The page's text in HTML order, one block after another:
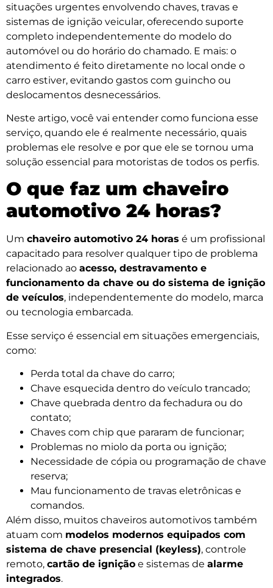
situações urgentes envolvendo chaves, travas e
sistemas de ignição veicular, oferecendo suporte
completo independentemente do modelo do
automóvel ou do horário do chamado. E mais: o
atendimento é feito diretamente no local onde o
carro estiver, evitando gastos com guincho ou
deslocamentos desnecessários.
Neste artigo, você vai entender como funciona esse
serviço, quando ele é realmente necessário, quais
problemas ele resolve e por que ele se tornou uma
solução essencial para motoristas de todos os perfis.
O que faz um chaveiro
automotivo 24 horas?
Um chaveiro automotivo 24 horas é um profissional
capacitado para resolver qualquer tipo de problema
relacionado ao acesso, destravamento e
funcionamento da chave ou do sistema de ignição
de veículos, independentemente do modelo, marca
ou tecnologia embarcada.
Esse serviço é essencial em situações emergenciais,
como:
Perda total da chave do carro;
Chave esquecida dentro do veículo trancado;
Chave quebrada dentro da fechadura ou do
contato;
Chaves com chip que pararam de funcionar;
Problemas no miolo da porta ou ignição;
Necessidade de cópia ou programação de chave
reserva;
Mau funcionamento de travas eletrônicas e
comandos.
Além disso, muitos chaveiros automotivos também
atuam com modelos modernos equipados com
sistema de chave presencial (keyless), controle
remoto, cartão de ignição e sistemas de alarme
integrados.